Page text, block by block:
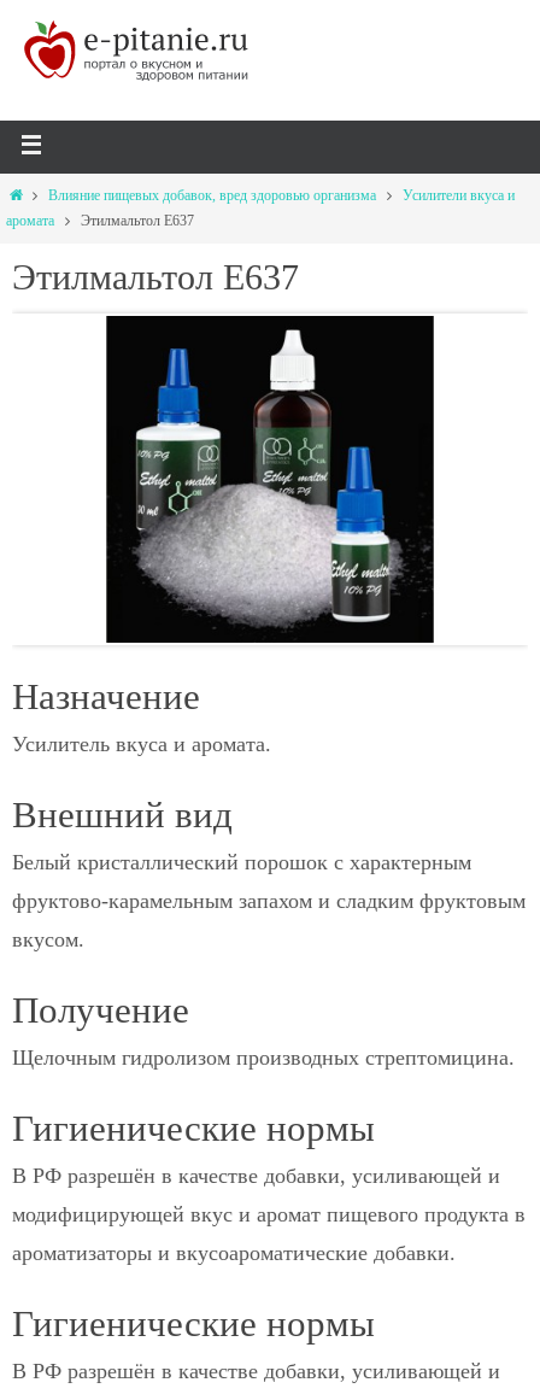
Влияние пищевых добавок, вред здоровью организма
Усилители вкуса и
аромата
Этилмальтол Е637
Этилмальтол Е637
Назначение
Усилитель вкуса и аромата.
Внешний вид
Белый кристаллический порошок с характерным
фруктово-карамельным запахом и сладким фруктовым
вкусом.
Получение
Щелочным гидролизом производных стрептомицина.
Гигиенические нормы
В РФ разрешён в качестве добавки, усиливающей и
модифицирующей вкус и аромат пищевого продукта в
ароматизаторы и вкусоароматические добавки.
Гигиенические нормы
В РФ разрешён в качестве добавки, усиливающей и